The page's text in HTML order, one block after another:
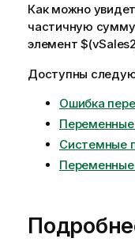
Как можно
частичную
элемент
Доступны
Ошибка
Переменные
Системные
Переменные